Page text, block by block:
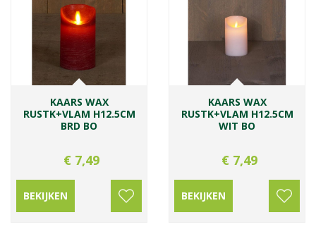
KAARS WAX
RUSTK+VLAM H12.5CM
BRD BO
€ 7,49
BEKIJKEN
KAARS WAX
RUSTK+VLAM H12.5CM
WIT BO
€ 7,49
BEKIJKEN